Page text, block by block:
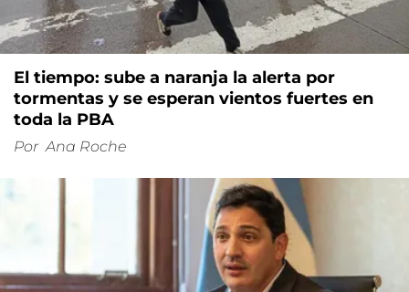
El tiempo: sube a naranja la alerta por
tormentas y se esperan vientos fuertes en
toda la PBA
Por Ana Roche